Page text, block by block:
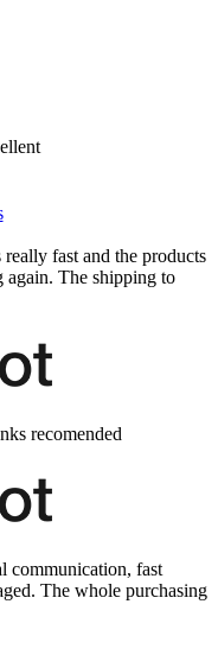
fast and the products
The shipping to
recomended
communication, fast
The whole purchasing